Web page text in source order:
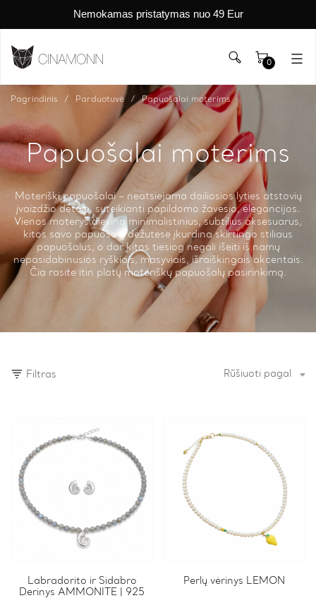
Nemokamas pristatymas nuo 49 Eur
0
Papuošalai moterims
Moteriški papuošalai – neatsiejama dailiosios lyties atstovių
įvaizdžio detalė, suteikianti papildomo žavesio, elegancijos.
Vienos moterys dievina minimalistinius, subtilius aksesuarus,
kitos savo papuošalų dėžutėse įkurdina skirtingo stiliaus
papuošalus, o dar kitos tiesiog negali išeiti iš namų
nepasidabinusios ryškiais, masyviais, išraiškingais akcentais.
Čia rasite itin platų moteriškų papuošalų pasirinkimą.
Pagrindinis Parduotuvė Papuošalai moterims
Filtras Rūšiuoti pagal
Labradorito ir Sidabro
Derinys AMMONITE | 925
Perlų vėrinys LEMON